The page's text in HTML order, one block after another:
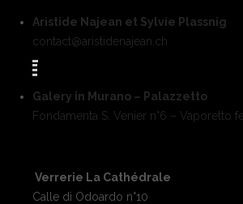
Aristide Najean et Sylvie Plassnig
contact@aristidenajean.ch
Galery in Murano – Palazzetto
Fondamenta S. Venier n°6 – Vaporetto
Verrerie La Cathédrale
Calle di Odoardo n°10